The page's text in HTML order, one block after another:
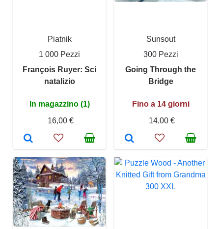
Piatnik
1 000 Pezzi
François Ruyer: Sci
natalizio
In magazzino (1)
16,00 €
Sunsout
300 Pezzi
Going Through the
Bridge
Fino a 14 giorni
14,00 €